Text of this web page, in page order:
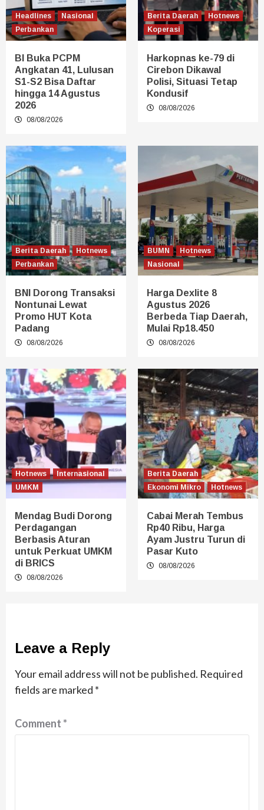
Headlines
Nasional
Perbankan
BI Buka PCPM
Angkatan 41, Lulusan
S1-S2 Bisa Daftar
hingga 14 Agustus
2026
08/08/2026
Berita Daerah
Hotnews
Koperasi
Harkopnas ke-79 di
Cirebon Dikawal
Polisi, Situasi Tetap
Kondusif
08/08/2026
Berita Daerah
Hotnews
Perbankan
BNI Dorong Transaksi
Nontunai Lewat
Promo HUT Kota
Padang
08/08/2026
BUMN
Hotnews
Nasional
Harga Dexlite 8
Agustus 2026
Berbeda Tiap Daerah,
Mulai Rp18.450
08/08/2026
Hotnews
Internasional
UMKM
Mendag Budi Dorong
Perdagangan
Berbasis Aturan
untuk Perkuat UMKM
di BRICS
08/08/2026
Berita Daerah
Ekonomi Mikro
Hotnews
Cabai Merah Tembus
Rp40 Ribu, Harga
Ayam Justru Turun di
Pasar Kuto
08/08/2026
Leave a Reply
Your email address will not be published. Required
fields are marked *
Comment*